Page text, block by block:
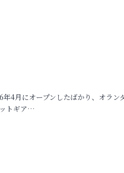
4月にオープンしたばかり、オラン
トギア…